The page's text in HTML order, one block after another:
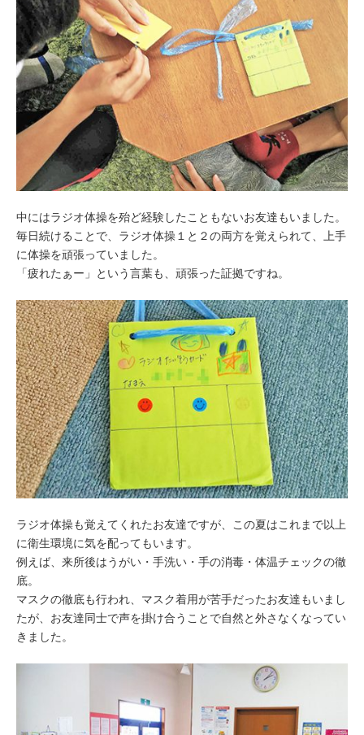
中にはラジオ体操を殆ど経験したこともないお友達もいました。
毎日続けることで、ラジオ体操１と２の両方を覚えられて、上手
に体操を頑張っていました。
「疲れたぁー」という言葉も、頑張った証拠ですね。
ラジオ体操も覚えてくれたお友達ですが、この夏はこれまで以上
に衛生環境に気を配ってもいます。
例えば、来所後はうがい・手洗い・手の消毒・体温チェックの徹
底。
マスクの徹底も行われ、マスク着用が苦手だったお友達もいまし
たが、お友達同士で声を掛け合うことで自然と外さなくなってい
きました。